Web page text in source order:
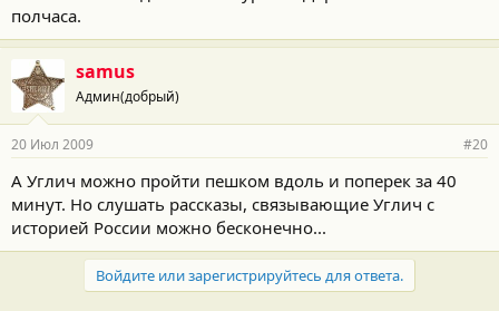
полчаса.
samus
Админ(добрый)
20 Июл 2009 #20
А Углич можно пройти пешком вдоль и поперек за 40
минут. Но слушать рассказы, связывающие Углич с
историей России можно бесконечно...
Войдите или зарегистрируйтесь для ответа.